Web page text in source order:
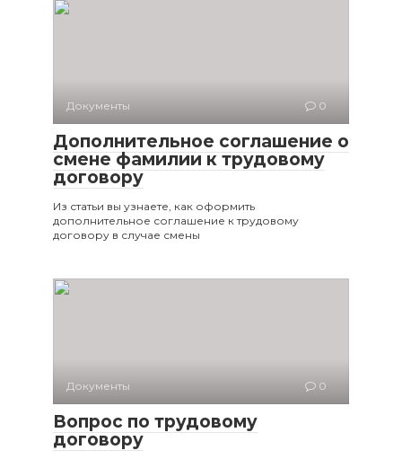
Документы 0
Дополнительное соглашение о
смене фамилии к трудовому
договору
Из статьи вы узнаете, как оформить
дополнительное соглашение к трудовому
договору в случае смены
Документы 0
Вопрос по трудовому
договору